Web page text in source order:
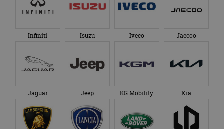
Infiniti Isuzu Iveco Jaecoo
Jaguar Jeep KG Mobility Kia